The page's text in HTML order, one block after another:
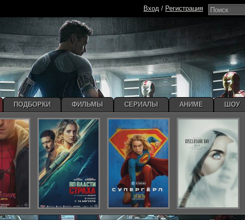
Вход / Регистрация
ПОДБОРКИ ФИЛЬМЫ СЕРИАЛЫ АНИМЕ ШОУ